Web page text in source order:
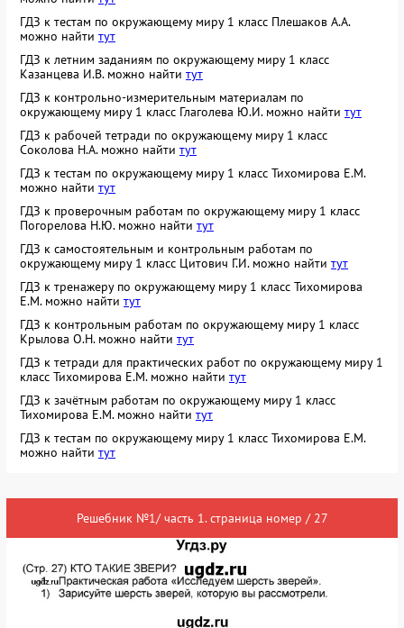
ГДЗ к тестам по окружающему миру 1 класс Плешаков А.А.
можно найти тут
ГДЗ к летним заданиям по окружающему миру 1 класс
Казанцева И.В. можно найти тут
ГДЗ к контрольно-измерительным материалам по
окружающему миру 1 класс Глаголева Ю.И. можно найти тут
ГДЗ к рабочей тетради по окружающему миру 1 класс
Соколова Н.А. можно найти тут
ГДЗ к тестам по окружающему миру 1 класс Тихомирова Е.М.
можно найти тут
ГДЗ к проверочным работам по окружающему миру 1 класс
Погорелова Н.Ю. можно найти тут
ГДЗ к самостоятельным и контрольным работам по
окружающему миру 1 класс Цитович Г.И. можно найти тут
ГДЗ к тренажеру по окружающему миру 1 класс Тихомирова
Е.М. можно найти тут
ГДЗ к контрольным работам по окружающему миру 1 класс
Крылова О.Н. можно найти тут
ГДЗ к тетради для практических работ по окружающему миру 1
класс Тихомирова Е.М. можно найти тут
ГДЗ к зачётным работам по окружающему миру 1 класс
Тихомирова Е.М. можно найти тут
ГДЗ к тестам по окружающему миру 1 класс Тихомирова Е.М.
можно найти тут
Решебник №1/ часть 1. страница номер / 27